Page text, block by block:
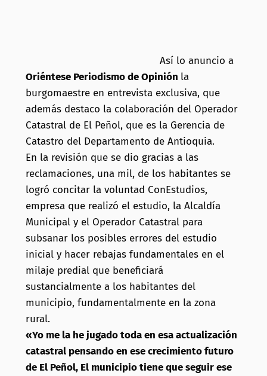
Así lo anuncio a
Oriéntese Periodismo de Opinión la
burgomaestre en entrevista exclusiva, que
además destaco la colaboración del Operador
Catastral de El Peñol, que es la Gerencia de
Catastro del Departamento de Antioquia.
En la revisión que se dio gracias a las
reclamaciones, una mil, de los habitantes se
logró concitar la voluntad ConEstudios,
empresa que realizó el estudio, la Alcaldía
Municipal y el Operador Catastral para
subsanar los posibles errores del estudio
inicial y hacer rebajas fundamentales en el
milaje predial que beneficiará
sustancialmente a los habitantes del
municipio, fundamentalmente en la zona
rural.
«Yo me la he jugado toda en esa actualización
catastral pensando en ese crecimiento futuro
de El Peñol, El municipio tiene que seguir ese